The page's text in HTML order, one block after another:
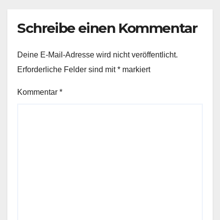
Schreibe einen Kommentar
Deine E-Mail-Adresse wird nicht veröffentlicht.
Erforderliche Felder sind mit* markiert
Kommentar *